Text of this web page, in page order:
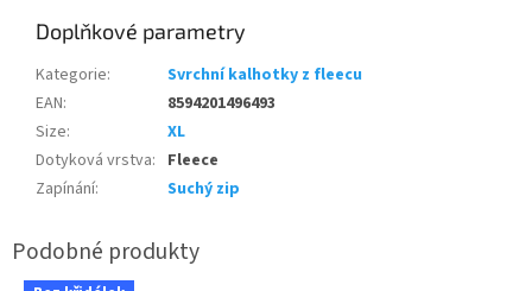
Doplňkové parametry
Kategorie:
Svrchní kalhotky z fleecu
EAN:
8594201496493
Size:
XL
Dotyková vrstva: Fleece
Zapínání: Suchý zip